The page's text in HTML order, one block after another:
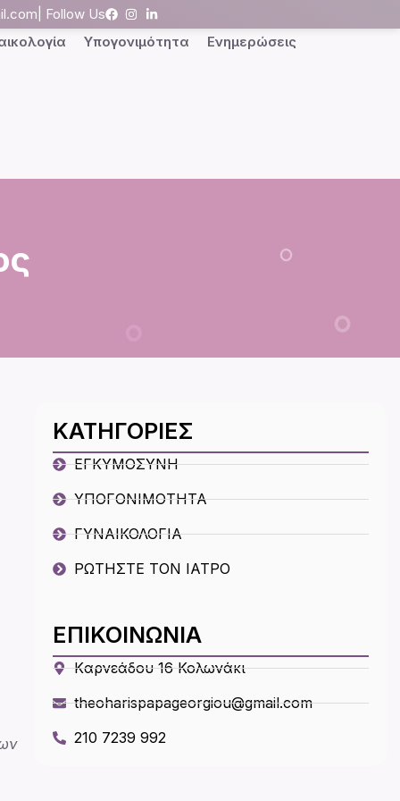
| Follow Us
Υπογονιμότητα
Ενημερώσεις
ΚΑΤΗΓΟΡΙΕΣ
ΕΓΚΥΜΟΣΥΝΗ
ΥΠΟΓΟΝΙΜΟΤΗΤΑ
ΓΥΝΑΙΚΟΛΟΓΙΑ
ΡΩΤΗΣΤΕ ΤΟΝ ΙΑΤΡΟ
ΕΠΙΚΟΙΝΩΝΙΑ
Kαρνεάδου 16 Κολωνάκι
theoharispapageorgiou@gmail.com
210 7239 992